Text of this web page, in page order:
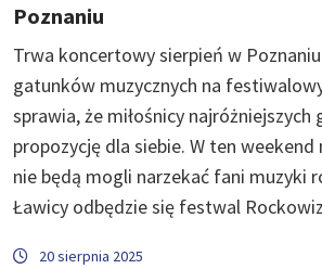
Poznaniu
Trwa koncertowy sierpień w
gatunków muzycznych na
sprawia, że miłośnicy
propozycję dla siebie. W ten
nie będą mogli narzekać fani muzyki
Ławicy odbędzie się festwal
20 sierpnia 2025